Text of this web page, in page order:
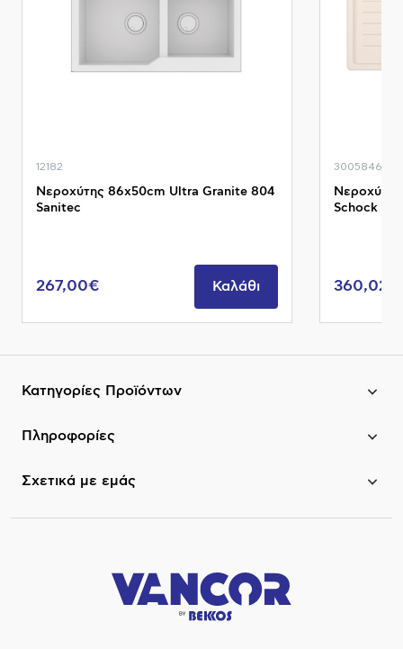
12182
Νεροχύτης 86x50cm Ultra Granite 804
Sanitec
267,00€ Καλάθι
3005846
Schock
360,02€
Κατηγορίες Προϊόντων
Πληροφορίες
Σχετικά με εμάς